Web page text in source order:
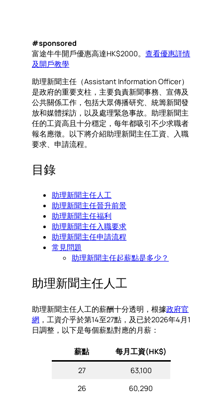
#sponsored
富途牛牛開戶優惠高達HK$2000。查看優惠詳情
及開戶教學
助理新聞主任（Assistant Information Officer）
是政府的重要支柱，主要負責新聞事務、宣傳及
公共關係工作，包括大眾傳播研究、統籌新聞發
放和媒體採訪，以及處理緊急事故。助理新聞主
任的工資高且十分穩定，每年都吸引不少求職者
報名應徵。以下將介紹助理新聞主任工資、入職
要求、申請流程。
目錄
助理新聞主任人工
助理新聞主任晉升前景
助理新聞主任福利
助理新聞主任入職要求
助理新聞主任申請流程
常見問題
助理新聞主任起薪點是多少？
助理新聞主任人工
助理新聞主任人工的薪酬十分透明，根據政府官
網 ，工資介乎於第14至27點，及已於2026年4月1
日調整，以下是每個薪點對應的月薪：
薪點
每月工資(HK$)
27
63,100
26
60,290